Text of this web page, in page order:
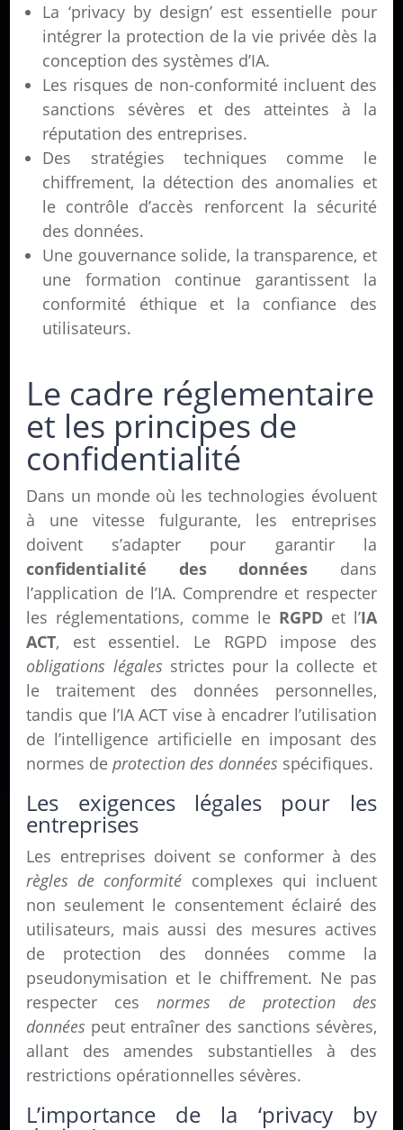
La ‘privacy by design’ est essentielle pour
intégrer la protection de la vie privée dès la
conception des systèmes d’IA.
Les risques de non-conformité incluent des
sanctions sévères et des atteintes à la
réputation des entreprises.
Des stratégies techniques comme le
chiffrement, la détection des anomalies et
le contrôle d’accès renforcent la sécurité
des données.
Une gouvernance solide, la transparence, et
une formation continue garantissent la
conformité éthique et la confiance des
utilisateurs.
Le cadre réglementaire
et les principes de
confidentialité
Dans un monde où les technologies évoluent
à une vitesse fulgurante, les entreprises
doivent s’adapter pour garantir la
confidentialité des données dans
l’application de l’IA. Comprendre et respecter
les réglementations, comme le RGPDet l’IA
ACT, est essentiel. Le RGPD impose des
obligations légales strictes pour la collecte et
le traitement des données personnelles,
tandis que l’IA ACT vise à encadrer l’utilisation
de l’intelligence artificielle en imposant des
normes deprotection des données spécifiques.
Les exigences légales pour les
entreprises
Les entreprises doivent se conformer à des
règles de conformité complexes qui incluent
non seulement le consentement éclairé des
utilisateurs, mais aussi des mesures actives
de protection des données comme la
pseudonymisation et le chiffrement. Ne pas
respecter cesnormes de protection des
données peut entraîner des sanctions sévères,
allant des amendes substantielles à des
restrictions opérationnelles sévères.
L’importance de la ‘privacy by